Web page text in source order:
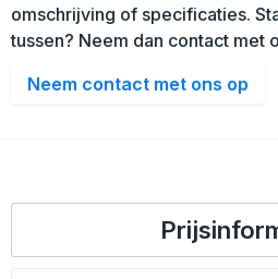
omschrijving of specificaties.
tussen? Neem dan contact met
Neem contact met ons op